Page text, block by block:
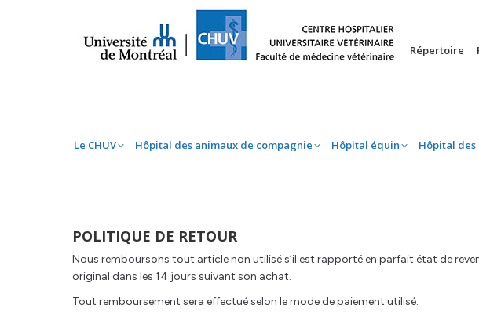
Répertoire
Le CHUV Hôpital des animaux de compagnie Hôpital équin Hôpital
POLITIQUE DE RETOUR
Nous remboursons tout article non utilisé s’il est rapporté en parfait état de
original dans les 14 jours suivant son achat.
Tout remboursement sera effectué selon le mode de paiement utilisé.
Le CHUV Hôpital des animaux de compagnie Hôpital équin